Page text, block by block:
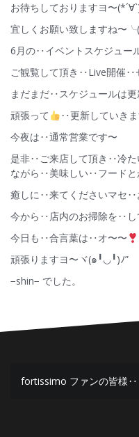
お待ちしておりますヨ〜
宜しくお願い致しますね
6月の‥イベントスケジュ
ご観覧して頂き‥Live開催‥
まだまだ‥スケジュールは
頑張って
‥更新していき
今夜は‥通常営業です〜
是非‥ご来店して頂き‥冷た
ながら‥美味しい‥フード
癒しに‥来てくださいマセ‥
今から‥店内のお掃除を‥
今日も‥合言葉は‥オ〜〜
頑張りますヨ〜ヾ(๑╹◡╹)ﾉ”
−shin− でした。
投
fortissimo ファンの皆様‥